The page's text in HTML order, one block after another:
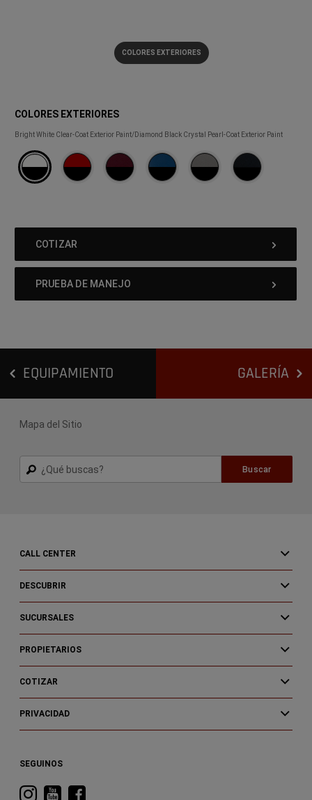
COLORES EXTERIORES
COLORES
Bright White Clear-Coat Exterior Paint/Diamond Black Crystal Pearl-Coat Exterior Paint
COLORES EXTERIORES
COTIZAR
PRUEBA DE MANEJO
EQUIPAMIENTO GALERÍA
Mapa del Sitio
Buscar
Buscar
CALL CENTER
DESCUBRIR
SUCURSALES
PROPIETARIOS
COTIZAR
PRIVACIDAD
SEGUINOS
Visitá
VisitáVisitá